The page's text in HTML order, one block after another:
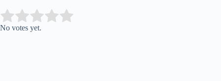
Rate this item:
No votes yet.